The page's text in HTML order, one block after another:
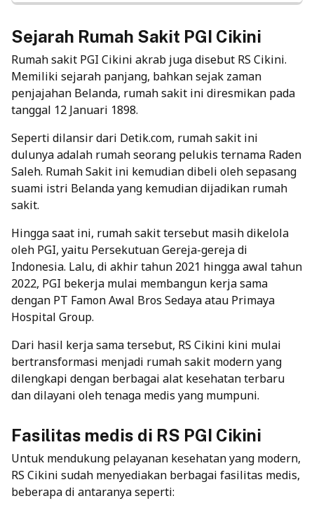
Sejarah Rumah Sakit PGI Cikini
Rumah sakit PGI Cikini akrab juga disebut RS Cikini.
Memiliki sejarah panjang, bahkan sejak zaman
penjajahan Belanda, rumah sakit ini diresmikan pada
tanggal 12 Januari 1898.
Seperti dilansir dari Detik.com, rumah sakit ini
dulunya adalah rumah seorang pelukis ternama Raden
Saleh. Rumah Sakit ini kemudian dibeli oleh sepasang
suami istri Belanda yang kemudian dijadikan rumah
sakit.
Hingga saat ini, rumah sakit tersebut masih dikelola
oleh PGI, yaitu Persekutuan Gereja-gereja di
Indonesia. Lalu, di akhir tahun 2021 hingga awal tahun
2022, PGI bekerja mulai membangun kerja sama
dengan PT Famon Awal Bros Sedaya atau Primaya
Hospital Group.
Dari hasil kerja sama tersebut, RS Cikini kini mulai
bertransformasi menjadi rumah sakit modern yang
dilengkapi dengan berbagai alat kesehatan terbaru
dan dilayani oleh tenaga medis yang mumpuni.
Fasilitas medis di RS PGI Cikini
Untuk mendukung pelayanan kesehatan yang modern,
RS Cikini sudah menyediakan berbagai fasilitas medis,
beberapa di antaranya seperti: